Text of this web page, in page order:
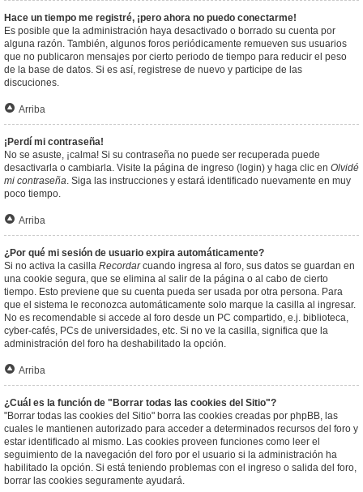
Hace un tiempo me registré, ¡pero ahora no puedo conectarme!
Es posible que la administración haya desactivado o borrado su cuenta por
alguna razón. También, algunos foros periódicamente remueven sus usuarios
que no publicaron mensajes por cierto periodo de tiempo para reducir el peso
de la base de datos. Si es así, registrese de nuevo y participe de las
discuciones.
Arriba
¡Perdí mi contraseña!
No se asuste, ¡calma! Si su contraseña no puede ser recuperada puede
desactivarla o cambiarla. Visite la página de ingreso (login) y haga clic en Olvidé
mi contraseña. Siga las instrucciones y estará identificado nuevamente en muy
poco tiempo.
Arriba
¿Por qué mi sesión de usuario expira automáticamente?
Si no activa la casilla Recordarcuando ingresa al foro, sus datos se guardan en
una cookie segura, que se elimina al salir de la página o al cabo de cierto
tiempo. Esto previene que su cuenta pueda ser usada por otra persona. Para
que el sistema le reconozca automáticamente solo marque la casilla al ingresar.
No es recomendable si accede al foro desde un PC compartido, e.j. biblioteca,
cyber-cafés, PCs de universidades, etc. Si no ve la casilla, significa que la
administración del foro ha deshabilitado la opción.
Arriba
¿Cuál es la función de "Borrar todas las cookies del Sitio"?
"Borrar todas las cookies del Sitio" borra las cookies creadas por phpBB, las
cuales le mantienen autorizado para acceder a determinados recursos del foro y
estar identificado al mismo. Las cookies proveen funciones como leer el
seguimiento de la navegación del foro por el usuario si la administración ha
habilitado la opción. Si está teniendo problemas con el ingreso o salida del foro,
borrar las cookies seguramente ayudará.